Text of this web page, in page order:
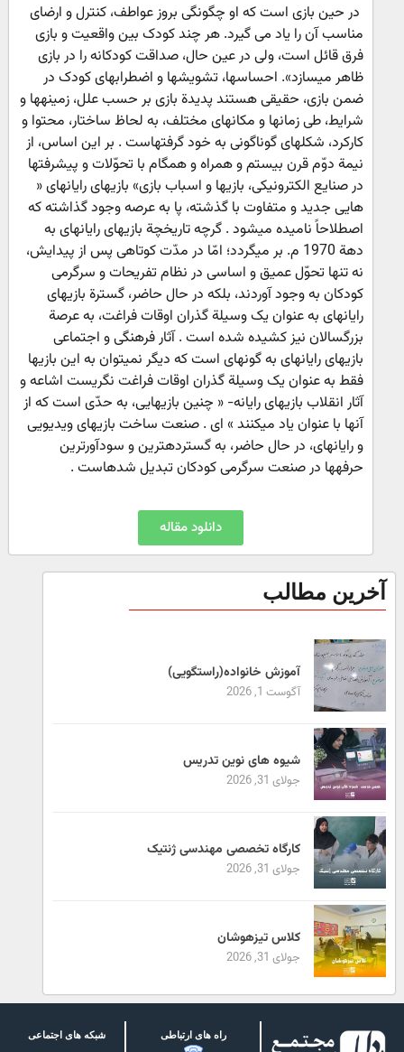
در حین بازی است که او چگونگی بروز عواطف، کنترل و ارضای
مناسب آن را یاد می گیرد. هر چند کودک بین واقعیت و بازی
فرق قائل است، ولی در عین حال، صداقت کودکانه را در بازی
ظاهر میسازد». احساسها، تشویشها و اضطرابهای کودک در
ضمن بازی، حقیقی هستند پدیدة بازی بر حسب علل، زمینهها و
شرایط، طی زمانها و مکانهای مختلف، به لحاظ ساختار، محتوا و
کارکرد، شکلهای گوناگونی به خود گرفتهاست . بر این اساس، از
نیمة دوّم قرن بیستم و همراه و همگام با تحوّلات و پیشرفتها
در صنایع الکترونیکی، بازیها و اسباب بازی» بازیهای رایانهای «
هایی جدید و متفاوت با گذشته، پا به عرصه وجود گذاشته که
اصطلاحاً نامیده میشود . گرچه تاریخچة بازیهای رایانهای به
دهة 1970 م. بر میگردد؛ امّا در مدّت کوتاهی پس از پیدایش،
نه تنها تحوّل عمیق و اساسی در نظام تفریحات و سرگرمی
کودکان به وجود آوردند، بلکه در حال حاضر، گسترة بازیهای
رایانهای به عنوان یک وسیلة گذران اوقات فراغت، به عرصة
بزرگسالان نیز کشیده شده است . آثار فرهنگی و اجتماعی
بازیهای رایانهای به گونهای است که دیگر نمیتوان به این بازیها
فقط به عنوان یک وسیلة گذران اوقات فراغت نگریست اشاعه و
آثار انقلاب بازیهای رایانه- « چنین بازیهایی، به حدّی است که از
آنها با عنوان یاد میکنند » ای . صنعت ساخت بازیهای ویدیویی
و رایانهای، در حال حاضر، به گستردهترین و سودآورترین
حرفهها در صنعت سرگرمی کودکان تبدیل شدهاست .
دانلود مقاله
آخرین مطالب
آموزش خانواده(راستگویی)
آگوست 1, 2026
شیوه های نوین تدریس
جولای 31, 2026
کارگاه تخصصی مهندسی ژنتیک
جولای 31, 2026
کلاس تیزهوشان
جولای 31, 2026
راه های ارتباطی شبکه های اجتماعی